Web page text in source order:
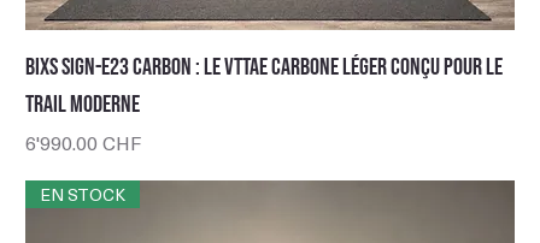
BIXS Sign-E23 Carbon : le VTTAE carbone léger conçu pour le
trail moderne
Prix
6'990.00 CHF
EN STOCK